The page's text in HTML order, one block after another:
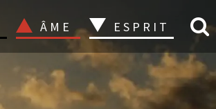
ÂME ESPRIT